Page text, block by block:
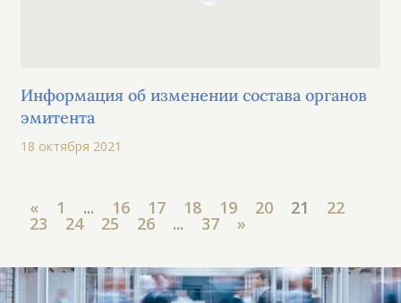
Информация об изменении состава органов
эмитента
18 октября 2021
« 1 ... 16 17 18 19 20 21 22
23 24 25 26 ... 37 »